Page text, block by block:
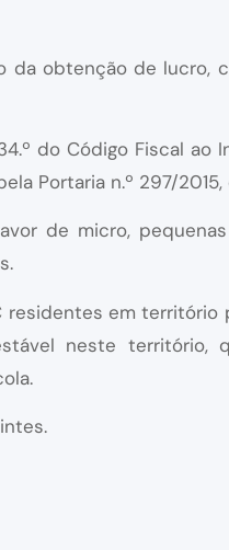
da obtenção de lucro,
do Código Fiscal ao
Portaria n.º 297/
de micro,
residentes em
neste território,